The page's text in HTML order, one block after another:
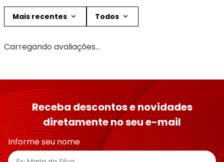
Mais recentes Todos
Carregando avaliações…
Receba descontos e novidades
diretamente no seu e-mail
Informe seu nome